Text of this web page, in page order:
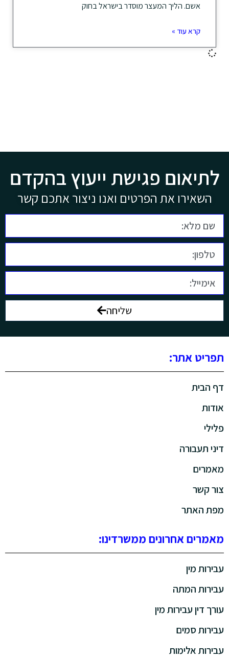
אשם. הליך המעצר מוסדר בישראל בחוק
קרא עוד »
לתיאום פגישת ייעוץ בהקדם
השאירו את הפרטים ואנו ניצור אתכם קשר
שליחה
תפריט אתר:
דף הבית
אודות
פלילי
דיני תעבורה
מאמרים
צור קשר
מפת האתר
מאמרים אחרונים ממשרדינו:
עבירות מין
עבירות המתה
עורך דין עבירות מין
עבירות סמים
עבירות אלימות